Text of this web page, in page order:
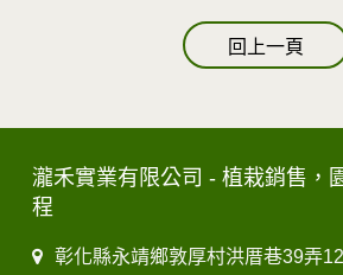
回上一頁
瀧禾實業有限公司 - 植栽銷售，
程
彰化縣永靖鄉敦厚村洪厝巷39弄